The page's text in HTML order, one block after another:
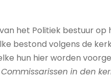
het Politiek bestuur op
bestond volgens de
hun hier worden
Commissarissen in den